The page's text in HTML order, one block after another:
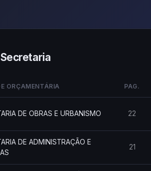
ORÇAMENTÁRIA PAG.
DE OBRAS E URBANISMO 22
DE ADMINISTRAÇÃO E
21